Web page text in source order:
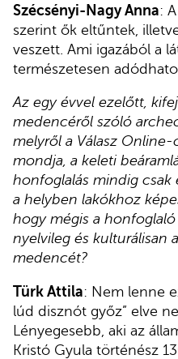
Szécsényi-Nagy Anna:
szerint ők eltűntek,
veszett. Ami igazából a
természetesen
Az egy évvel ezelőtt,
medencéről szóló
melyről a Válasz Online-
mondja, a keleti
honfoglalás mindig
a helyben lakókhoz
hogy mégis a
nyelvileg és kulturálisan
medencét?
Türk Attila: Nem lenne
lúd disznót győz” elve
Lényegesebb, aki az
Kristó Gyula történész